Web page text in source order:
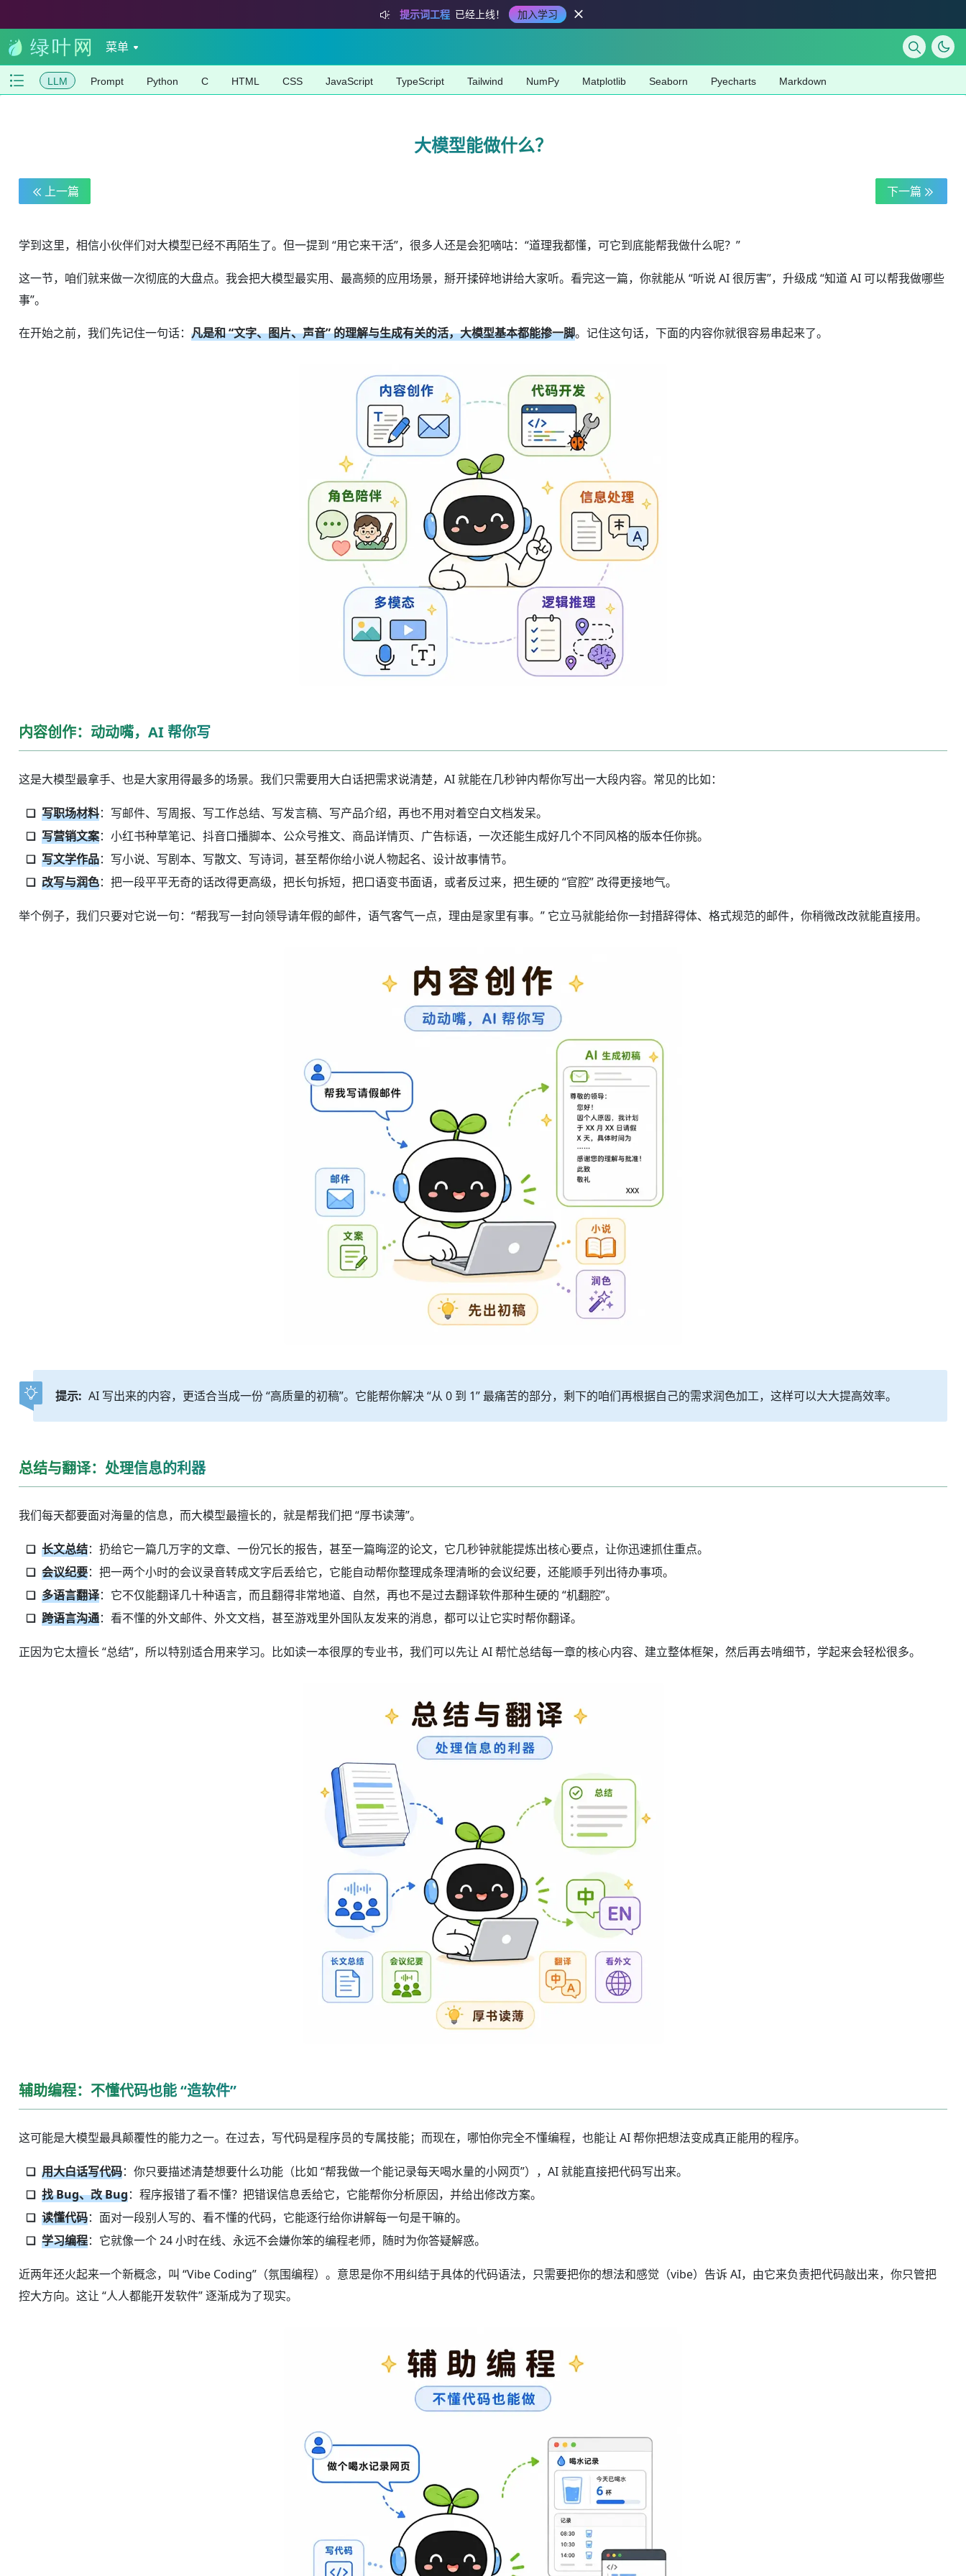
提示词工程 已经上线！ 加入学习
菜单
LLM Prompt Python C HTML CSS JavaScript TypeScript Tailwind NumPy Matplotlib Seaborn Pyecharts Markdown
大模型能做什么？
上一篇 下一篇
学到这里，相信小伙伴们对大模型已经不再陌生了。但一提到 “用它来干活”，很多人还是会犯嘀咕：“道理我都懂，可它到底能帮我做什么呢？”
这一节，咱们就来做一次彻底的大盘点。我会把大模型最实用、最高频的应用场景，掰开揉碎地讲给大家听。看完这一篇，你就能从 “听说 AI 很厉害”，升级成 “知道 AI 可以帮我做哪些
事”。
在开始之前，我们先记住一句话： 凡是和 “文字、图片、声音” 的理解与生成有关的活，大模型基本都能掺一脚。记住这句话，下面的内容你就很容易串起来了。
内容创作：动动嘴，AI 帮你写
这是大模型最拿手、也是大家用得最多的场景。我们只需要用大白话把需求说清楚，AI 就能在几秒钟内帮你写出一大段内容。常见的比如：
写职场材料：写邮件、写周报、写工作总结、写发言稿、写产品介绍，再也不用对着空白文档发呆。
写营销文案：小红书种草笔记、抖音口播脚本、公众号推文、商品详情页、广告标语，一次还能生成好几个不同风格的版本任你挑。
写文学作品：写小说、写剧本、写散文、写诗词，甚至帮你给小说人物起名、设计故事情节。
改写与润色：把一段平平无奇的话改得更高级，把长句拆短，把口语变书面语，或者反过来，把生硬的 “官腔” 改得更接地气。
举个例子，我们只要对它说一句：“帮我写一封向领导请年假的邮件，语气客气一点，理由是家里有事。” 它立马就能给你一封措辞得体、格式规范的邮件，你稍微改改就能直接用。
提示: AI 写出来的内容，更适合当成一份 “高质量的初稿”。它能帮你解决 “从 0 到 1” 最痛苦的部分，剩下的咱们再根据自己的需求润色加工，这样可以大大提高效率。
总结与翻译：处理信息的利器
我们每天都要面对海量的信息，而大模型最擅长的，就是帮我们把 “厚书读薄”。
长文总结：扔给它一篇几万字的文章、一份冗长的报告，甚至一篇晦涩的论文，它几秒钟就能提炼出核心要点，让你迅速抓住重点。
会议纪要：把一两个小时的会议录音转成文字后丢给它，它能自动帮你整理成条理清晰的会议纪要，还能顺手列出待办事项。
多语言翻译：它不仅能翻译几十种语言，而且翻得非常地道、自然，再也不是过去翻译软件那种生硬的 “机翻腔”。
跨语言沟通：看不懂的外文邮件、外文文档，甚至游戏里外国队友发来的消息，都可以让它实时帮你翻译。
正因为它太擅长 “总结”，所以特别适合用来学习。比如读一本很厚的专业书，我们可以先让 AI 帮忙总结每一章的核心内容、建立整体框架，然后再去啃细节，学起来会轻松很多。
辅助编程：不懂代码也能 “造软件”
这可能是大模型最具颠覆性的能力之一。在过去，写代码是程序员的专属技能；而现在，哪怕你完全不懂编程，也能让 AI 帮你把想法变成真正能用的程序。
用大白话写代码：你只要描述清楚想要什么功能（比如 “帮我做一个能记录每天喝水量的小网页”），AI 就能直接把代码写出来。
找 Bug、改 Bug：程序报错了看不懂？把错误信息丢给它，它能帮你分析原因，并给出修改方案。
读懂代码：面对一段别人写的、看不懂的代码，它能逐行给你讲解每一句是干嘛的。
学习编程：它就像一个 24 小时在线、永远不会嫌你笨的编程老师，随时为你答疑解惑。
近两年还火起来一个新概念，叫 “Vibe Coding”（氛围编程）。意思是你不用纠结于具体的代码语法，只需要把你的想法和感觉（vibe）告诉 AI，由它来负责把代码敲出来，你只管把
控大方向。这让 “人人都能开发软件” 逐渐成为了现实。